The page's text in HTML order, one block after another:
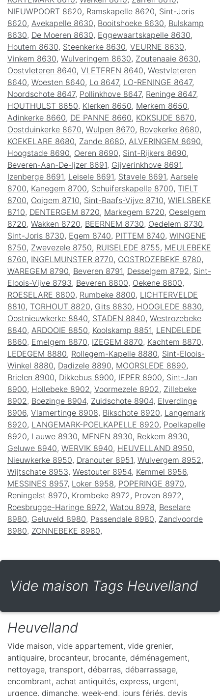
NIEUWPOORT 8620, Ramskapelle 8620, Sint-Joris
8620, Avekapelle 8630, Booitshoeke 8630, Bulskamp
8630, De Moeren 8630, Eggewaartskapelle 8630,
Houtem 8630, Steenkerke 8630, VEURNE 8630,
Vinkem 8630, Wulveringem 8630, Zoutenaaie 8630,
Oostvleteren 8640, VLETEREN 8640, Westvleteren
8640, Woesten 8640, Lo 8647, LO-RENINGE 8647,
Noordschote 8647, Pollinkhove 8647, Reninge 8647,
HOUTHULST 8650, Klerken 8650, Merkem 8650,
Adinkerke 8660, DE PANNE 8660, KOKSIJDE 8670,
Oostduinkerke 8670, Wulpen 8670, Bovekerke 8680,
KOEKELARE 8680, Zande 8680, ALVERINGEM 8690,
Hoogstade 8690, Oeren 8690, Sint-Rijkers 8690,
Beveren-Aan-De-Ijzer 8691, Gijverinkhove 8691,
Izenberge 8691, Leisele 8691, Stavele 8691, Aarsele
8700, Kanegem 8700, Schuiferskapelle 8700, TIELT
8700, Ooigem 8710, Sint-Baafs-Vijve 8710, WIELSBEKE
8710, DENTERGEM 8720, Markegem 8720, Oeselgem
8720, Wakken 8720, BEERNEM 8730, Oedelem 8730,
Sint-Joris 8730, Egem 8740, PITTEM 8740, WINGENE
8750, Zwevezele 8750, RUISELEDE 8755, MEULEBEKE
8760, INGELMUNSTER 8770, OOSTROZEBEKE 8780,
WAREGEM 8790, Beveren 8791, Desselgem 8792 , Sint-
Eloois-Vijve 8793, Beveren 8800, Oekene 8800,
ROESELARE 8800, Rumbeke 8800, LICHTERVELDE
8810, TORHOUT 8820, Gits 8830, HOOGLEDE 8830,
Oostnieuwkerke 8840, STADEN 8840, Westrozebeke
8840, ARDOOIE 8850, Koolskamp 8851, LENDELEDE
8860, Emelgem 8870, IZEGEM 8870, Kachtem 8870,
LEDEGEM 8880, Rollegem-Kapelle 8880, Sint-Eloois-
Winkel 8880, Dadizele 8890, MOORSLEDE 8890,
Brielen 8900, Dikkebus 8900, IEPER 8900, Sint-Jan
8900, Hollebeke 8902 , Voormezele 8902 , Zillebeke
8902 , Boezinge 8904, Zuidschote 8904, Elverdinge
8906, Vlamertinge 8908, Bikschote 8920, Langemark
8920, LANGEMARK-POELKAPELLE 8920, Poelkapelle
8920, Lauwe 8930, MENEN 8930, Rekkem 8930,
Geluwe 8940, WERVIK 8940, HEUVELLAND 8950,
Nieuwkerke 8950, Dranouter 8951, Wulvergem 8952 ,
Wijtschate 8953, Westouter 8954, Kemmel 8956,
MESSINES 8957, Loker 8958, POPERINGE 8970,
Reningelst 8970, Krombeke 8972 , Proven 8972 ,
Roesbrugge-Haringe 8972 , Watou 8978, Beselare
8980, Geluveld 8980, Passendale 8980, Zandvoorde
8980, ZONNEBEKE 8980,
Vide maison Tags Heuvelland
Heuvelland
Vide maison, vide appartement, vide grenier,
antiquaire, brocanteur, brocante, déménagement,
nettoyage, transport, débarras, débarrassage,
encombrant, achat antiquités, express, urgent,
urgence, dimanche, week-end, jours fériés, devis